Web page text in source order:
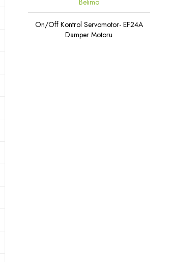
On/Off Kontrol Servomotor- EF24A
Damper Motoru